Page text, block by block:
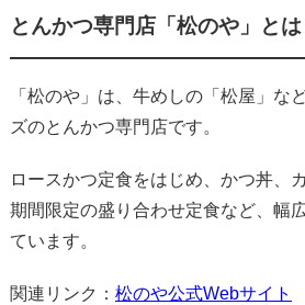
とんかつ専門店「松のや」とは
「松のや」は、牛めしの「松屋」な
ズのとんかつ専門店です。
ロースかつ定食をはじめ、かつ丼、
期間限定の盛り合わせ定食など、幅
ています。
関連リンク： 松のや公式Webサイト